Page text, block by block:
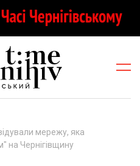
мережу, яка
на Чернігівщину